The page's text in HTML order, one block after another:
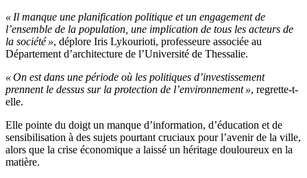
« Il manque une planification politique et un engagement de
l’ensemble de la population, une implication de tous les acteurs de
la société », déplore Iris Lykourioti, professeure associée au
Département d’architecture de l’Université de Thessalie.
« On est dans une période où les politiques d’investissement
prennent le dessus sur la protection de l’environnement », regrette-t-
elle.
Elle pointe du doigt un manque d’information, d’éducation et de
sensibilisation à des sujets pourtant cruciaux pour l’avenir de la ville,
alors que la crise économique a laissé un héritage douloureux en la
matière.